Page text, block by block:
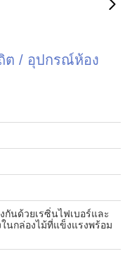
ต / อุปกรณ์ห้อง
กันด้วยเรซิ่นไฟเบอร์และ
นกล่องไม้ที่แข็งแรงพร้อม